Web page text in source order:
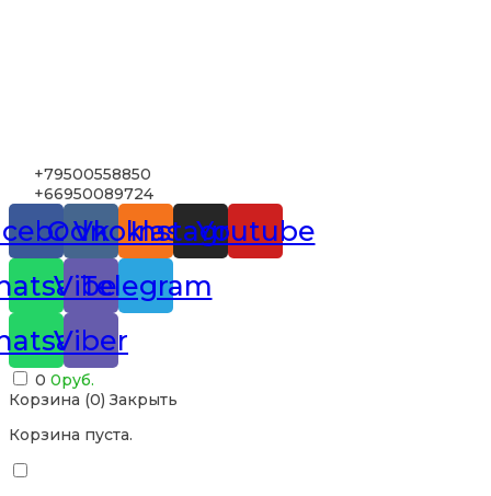
+79500558850
+66950089724
Vk
Odnoklassniki
Instagram
Youtube
Viber
Telegram
Viber
0 0руб.
Корзина (0) Закрыть
Корзина пуста.